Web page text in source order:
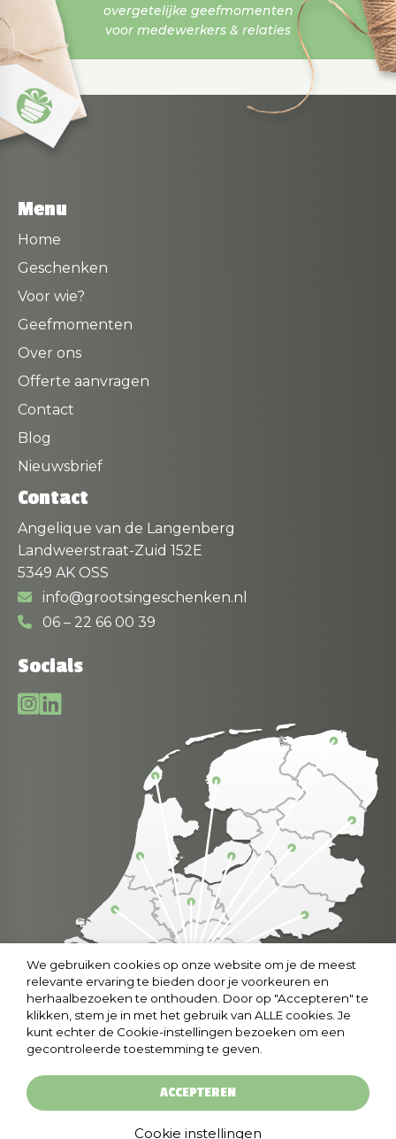
overgetelijke geefmomenten
voor medewerkers & relaties
Menu
Home
Geschenken
Voor wie?
Geefmomenten
Over ons
Offerte aanvragen
Contact
Blog
Nieuwsbrief
Contact
Angelique van de Langenberg
Landweerstraat-Zuid 152E
5349 AK OSS
info@grootsingeschenken.nl
06 – 22 66 00 39
Socials
© copyright 2024 grootsingeschenken.nl
Cookies|Privacyverklaring
We gebruiken cookies op onze website om je de meest
relevante ervaring te bieden door je voorkeuren en
herhaalbezoeken te onthouden. Door op "Accepteren" te
klikken, stem je in met het gebruik van ALLE cookies. Je
kunt echter de Cookie-instellingen bezoeken om een
gecontroleerde toestemming te geven.
Cookie instellingen
ACCEPTEREN